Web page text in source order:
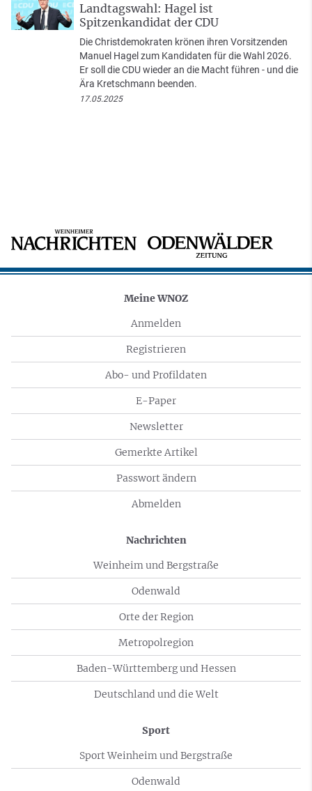
Landtagswahl: Hagel ist
Spitzenkandidat der CDU
Die Christdemokraten krönen ihren Vorsitzenden
Manuel Hagel zum Kandidaten für die Wahl 2026.
Er soll die CDU wieder an die Macht führen - und die
Ära Kretschmann beenden.
17.05.2025
Meine WNOZ
Anmelden
Registrieren
Abo- und Profildaten
E-Paper
Newsletter
Gemerkte Artikel
Passwort ändern
Abmelden
Nachrichten
Weinheim und Bergstraße
Odenwald
Orte der Region
Metropolregion
Baden-Württemberg und Hessen
Deutschland und die Welt
Sport
Sport Weinheim und Bergstraße
Odenwald